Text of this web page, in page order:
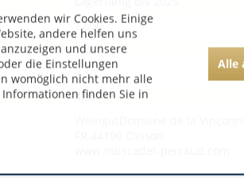
12,00
579
2,10
4,00
wir Cookies. Einige
andere helfen uns
und unsere
die Einstellungen
womöglich nicht mehr alle
finden Sie in
Alle